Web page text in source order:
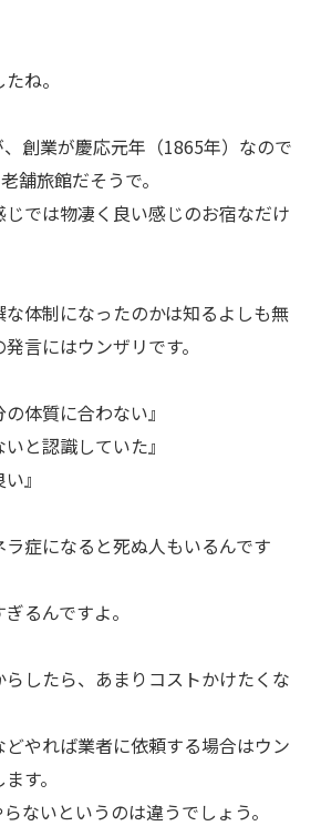
ね。
創業が慶応元年（1865年）なので
舗旅館だそうで。
では物凄く良い感じのお宿なだけ
体制になったのかは知るよしも無
言にはウンザリです。
体質に合わない』
と認識していた』
』
症になると死ぬ人もいるんです
るんですよ。
したら、あまりコストかけたくな
やれば業者に依頼する場合はウン
す。
ないというのは違うでしょう。